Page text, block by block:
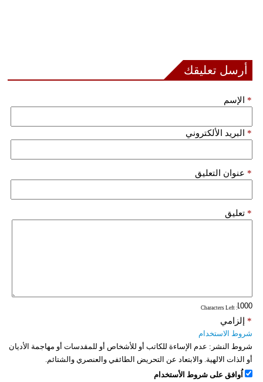
أرسل تعليقك
الإسم *
البريد الألكتروني *
عنوان التعليق *
تعليق *
: Characters Left
إلزامي *
شروط الاستخدام
شروط النشر: عدم الإساءة للكاتب أو للأشخاص أو للمقدسات أو مهاجمة الأديان
أو الذات الالهية. والابتعاد عن التحريض الطائفي والعنصري والشتائم.
اُوافق على شروط الأستخدام